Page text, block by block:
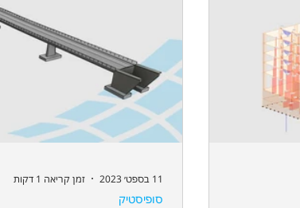
סופיסטיק
11 בספט׳ 2023 זמן קריאה 1 דקות